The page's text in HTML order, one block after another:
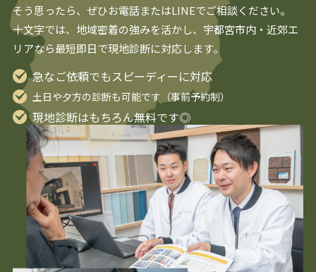
そう思ったら、ぜひお電話またはLINEでご相談ください。
十文字では、地域密着の強みを活かし、 宇都宮市内・近郊エ
リアなら最短即日で現地診断に対応します。
急なご依頼でもスピーディーに対応
土日や夕方の診断も可能です（事前予約制）
現地診断はもちろん無料です◎